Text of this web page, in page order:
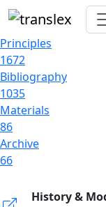
Principles
1672
Bibliography
1035
Materials
86
Archive
66
History &